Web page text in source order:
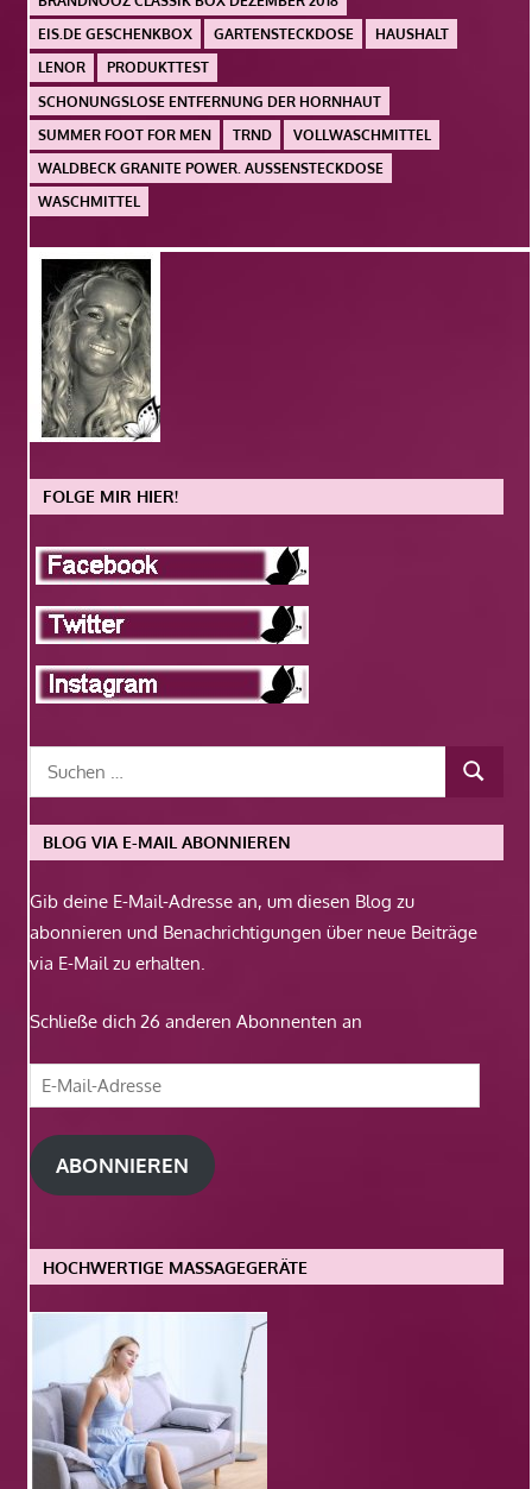
EIS.DE GESCHENKBOX
GARTENSTECKDOSE
HAUSHALT
LENOR
PRODUKTTEST
SCHONUNGSLOSE ENTFERNUNG DER HORNHAUT
SUMMER FOOT FOR MEN
TRND
VOLLWASCHMITTEL
WALDBECK GRANITE POWER. AUSSENSTECKDOSE
WASCHMITTEL
FOLGE MIR HIER!
BLOG VIA E-MAIL ABONNIEREN
Gib deine E-Mail-Adresse an, um diesen Blog zu
abonnieren und Benachrichtigungen über neue Beiträge
via E-Mail zu erhalten.
Schließe dich 26 anderen Abonnenten an
E-
Mail-
Adresse
ABONNIEREN
HOCHWERTIGE MASSAGEGERÄTE